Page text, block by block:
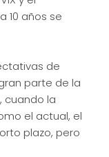
10 años se
de
parte de la
cuando la
el actual, el
plazo, pero